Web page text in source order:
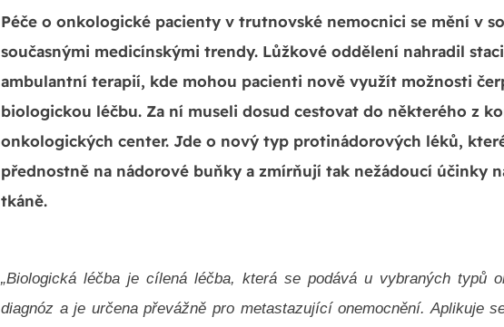
Péče o onkologické pacienty v trutnovské nemocnici se mění v
současnými medicínskými trendy. Lůžkové oddělení nahradil
ambulantní terapií, kde mohou pacienti nově využít možnosti
biologickou léčbu. Za ní museli dosud cestovat do některého z
onkologických center. Jde o nový typ protinádorových léků,
přednostně na nádorové buňky a zmírňují tak nežádoucí účinky
tkáně.
„Biologická léčba je cílená léčba, která se podává u vybraných typů
diagnóz a je určena převážně pro metastazující onemocnění. Aplikuje